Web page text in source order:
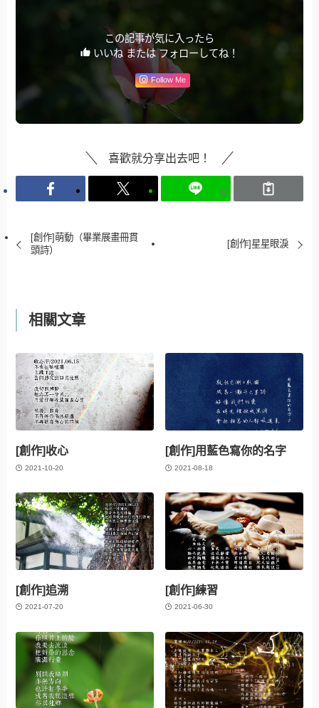
この記事が気に入ったら
いいね または フォローしてね！
Follow Me
喜歡就分享出去吧！
[創作]萌動（畢業展畫冊貫
頭詩）
[創作]星星眼淚
相關文章
[創作]收心
2021-10-20
[創作]用藍色寫你的名字
2021-08-18
[創作]追溯
2021-07-20
[創作]練習
2021-06-30